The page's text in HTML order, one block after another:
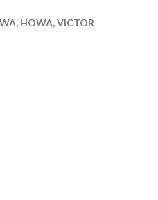
HOWA, VICTOR